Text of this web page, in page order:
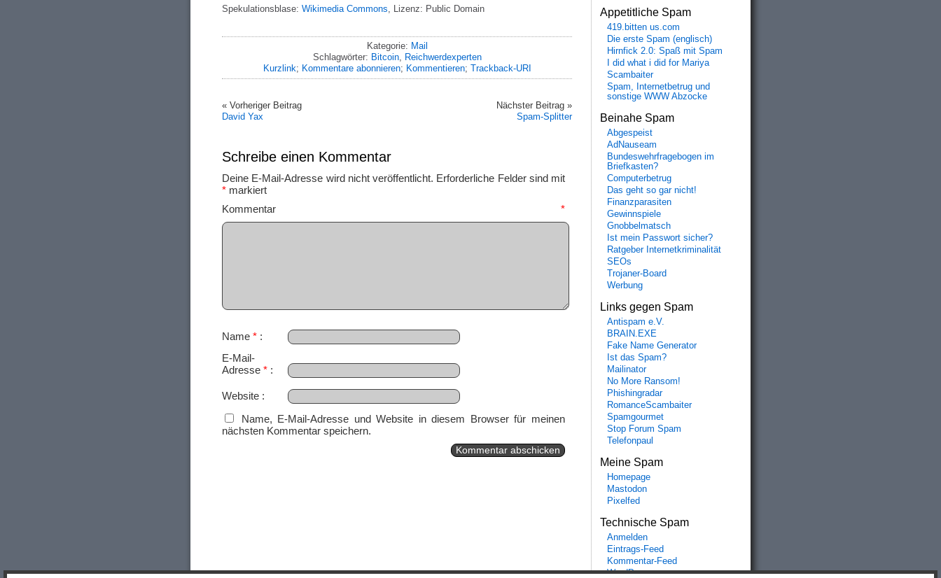
Spekulationsblase: Wikimedia Commons , Lizenz: Public Domain
Kategorie: Mail
Schlagwörter: Bitcoin,
Reichwerdexperten
Kurzlink; Kommentare abonnieren; Kommentieren; Trackback-URI
« Vorheriger Beitrag
David Yax
Nächster Beitrag »
Spam-Splitter
Schreibe einen Kommentar
Deine E-Mail-Adresse wird nicht veröffentlicht. Erforderliche Felder sind mit
* markiert
Kommentar *
Name *
E-Mail-
Adresse *
Website
Name, E-Mail-Adresse und Website in diesem Browser für meinen
nächsten Kommentar speichern.
Appetitliche Spam
419.bitten us.com
Die erste Spam (englisch)
Hirnfick 2.0: Spaß mit Spam
I did what i did for Mariya
Scambaiter
Spam, Internetbetrug und
sonstige WWW Abzocke
Beinahe Spam
Abgespeist
AdNauseam
Bundeswehrfragebogen im
Briefkasten?
Computerbetrug
Das geht so gar nicht!
Finanzparasiten
Gewinnspiele
Gnobbelmatsch
Ist mein Passwort sicher?
Ratgeber Internetkriminalität
SEOs
Trojaner-Board
Werbung
Links gegen Spam
Antispam e.V.
BRAIN.EXE
Fake Name Generator
Ist das Spam?
Mailinator
No More Ransom!
Phishingradar
RomanceScambaiter
Spamgourmet
Stop Forum Spam
Telefonpaul
Meine Spam
Homepage
Mastodon
Pixelfed
Technische Spam
Anmelden
Eintrags-Feed
Kommentar-Feed
WordPress.org